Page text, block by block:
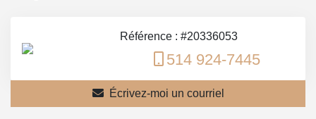
Référence : #20336053
514 924-7445
Écrivez-moi un courriel